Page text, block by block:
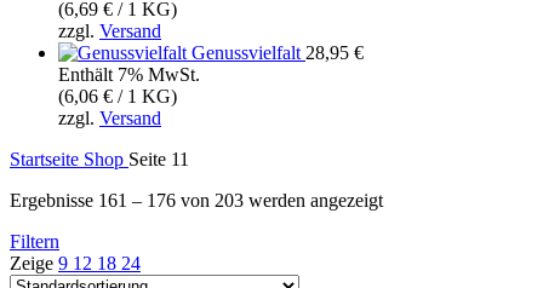
(6,69 € / 1 KG)
zzgl. Versand
Genussvielfalt 28,95 €
Enthält 7% MwSt.
(6,06 € / 1 KG)
zzgl. Versand
Startseite Shop Seite 11
Ergebnisse 161 – 176 von 203 werden angezeigt
Filtern
Zeige 9 12 18 24